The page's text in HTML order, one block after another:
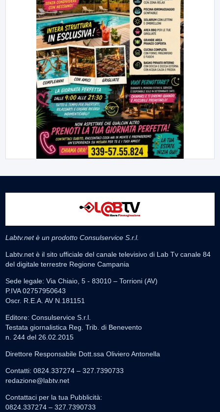
Labtv.net è un prodotto Consulservice S.r.l.
Labtv.net è il sito ufficiale del canale televisivo di Lab Tv canale 84
del digitale terrestre Regione Campania
Sede legale: Via Chiaio, 5 - 83010 – Torrioni (AV)
P.IVA 02757950643
Oscr. R.E.A. AV N.181151
Editore: Consulservice S.r.l.
Testata giornalistica Reg. Trib. di Benevento
n. 244 del 26.02.2015
Direttore Responsabile Dott.ssa Oliviero Antonella
Contatti: 0824.337274 – 327.7390733
redazione@labtv.net
Contattaci per la tua Pubblicità:
0824.337274 – 327.7390733